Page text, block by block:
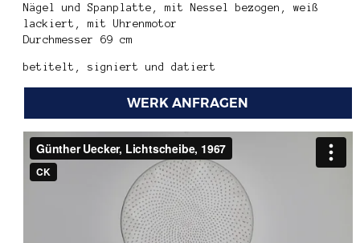
Nägel und Spanplatte, mit Nessel bezogen, weiß
lackiert, mit Uhrenmotor
Durchmesser 69 cm
betitelt, signiert und datiert
WERK ANFRAGEN